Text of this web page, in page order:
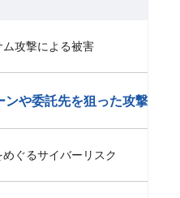
ム攻撃に​よる​被害
ンや​委託先を​狙った​攻撃
ぐる​サイバーリスク